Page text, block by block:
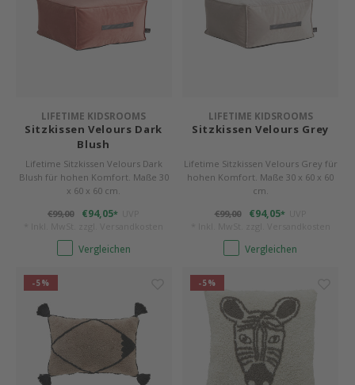
LIFETIME KIDSROOMS
Sitzkissen Velours Dark
Blush
Lifetime Sitzkissen Velours Dark
Blush für hohen Komfort. Maße 30
x 60 x 60 cm.
€99,00
€94,05*
Vergleichen
LIFETIME KIDSROOMS
Sitzkissen Velours Grey
Lifetime Sitzkissen Velours Grey für
hohen Komfort. Maße 30 x 60 x 60
cm.
€99,00
€94,05*
Vergleichen
-5% -5%